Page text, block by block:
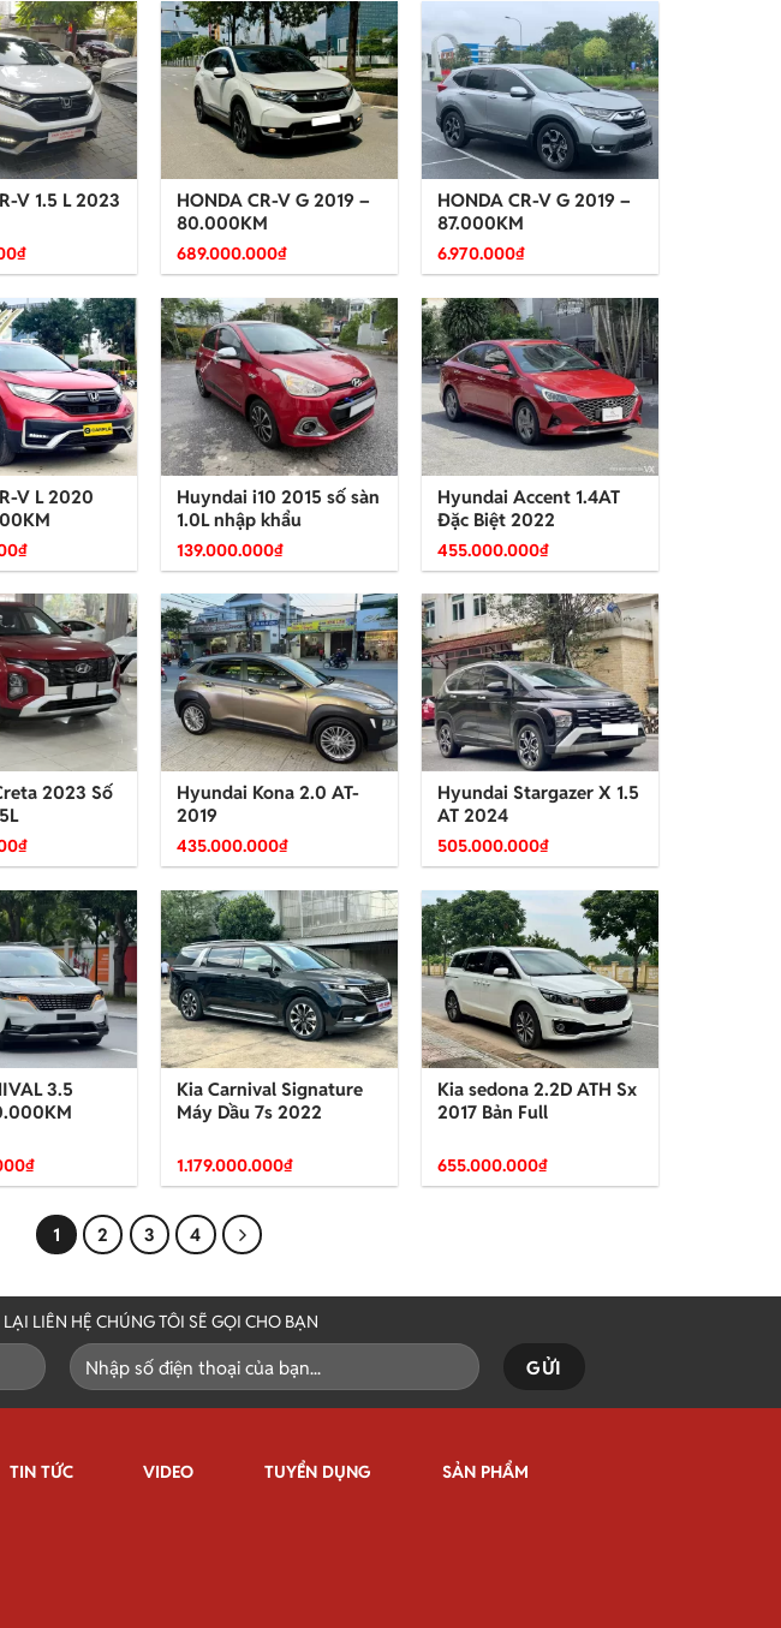
V 1.5 L 2023
₫
HONDA CR-V G 2019 –
80.000KM
689.000.000₫
HONDA CR-V G 2019 –
87.000KM
6.970.000₫
V L 2020
₫
Huyndai i10 2015 số sàn
1.0L nhập khẩu
139.000.000₫
Hyundai Accent 1.4AT
Đặc Biệt 2022
455.000.000₫
2023 Số
₫
Hyundai Kona 2.0 AT-
2019
435.000.000₫
Hyundai Stargazer X 1.5
AT 2024
505.000.000₫
3.5
₫
Kia Carnival Signature
Máy Dầu 7s 2022
1.179.000.000₫
Kia sedona 2.2D ATH Sx
2017 Bản Full
655.000.000₫
1 2 3 4
LIÊN HỆ CHÚNG TÔI SẼ GỌI CHO BẠN
TIN TỨC VIDEO TUYỂN DỤNG SẢN PHẨM